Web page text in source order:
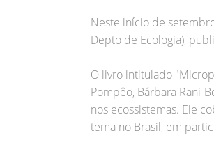
Neste início de
Depto de Ecologia),
O livro intitulado
Pompêo, Bárbara Rani-
nos ecossistemas. Ele
tema no Brasil, em